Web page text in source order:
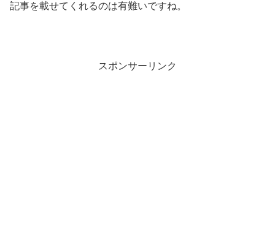
記事を載せてくれるのは有難いですね。
スポンサーリンク